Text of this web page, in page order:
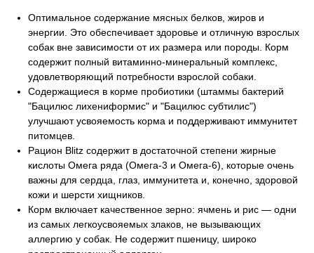
Оптимальное содержание мясных белков, жиров и
энергии. Это обеспечивает здоровье и отличную взрослых
собак вне зависимости от их размера или породы. Корм
содержит полный витаминно-минеральный комплекс,
удовлетворяющий потребности взрослой собаки.
Содержащиеся в корме пробиотики (штаммы бактерий
"Бацилюс лихениформис" и "Бацилюс субтилис")
улучшают усвояемость корма и поддерживают иммунитет
питомцев.
Рацион Blitz содержит в достаточной степени жирные
кислоты Омега ряда (Омега-3 и Омега-6), которые очень
важны для сердца, глаз, иммунитета и, конечно, здоровой
кожи и шерсти хищников.
Корм включает качественное зерно: ячмень и рис — одни
из самых легкоусвояемых злаков, не вызывающих
аллергию у собак. Не содержит пшеницу, широко